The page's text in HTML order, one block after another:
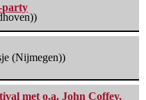
party
(Nijmegen))
met o.a. John Coffey,